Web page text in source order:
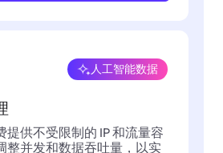
人工智能数据
提供不受限制的 IP 和流量容
整并发和数据吞吐量，以实